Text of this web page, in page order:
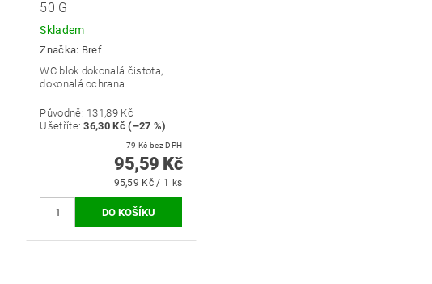
50 G
Skladem
Značka: Bref
WC blok dokonalá čistota,
dokonalá ochrana.
Původně: 131,89 Kč
Ušetříte:36,30 Kč (–27 %)
79 Kč bez DPH
95,59 Kč
95,59 Kč / 1 ks